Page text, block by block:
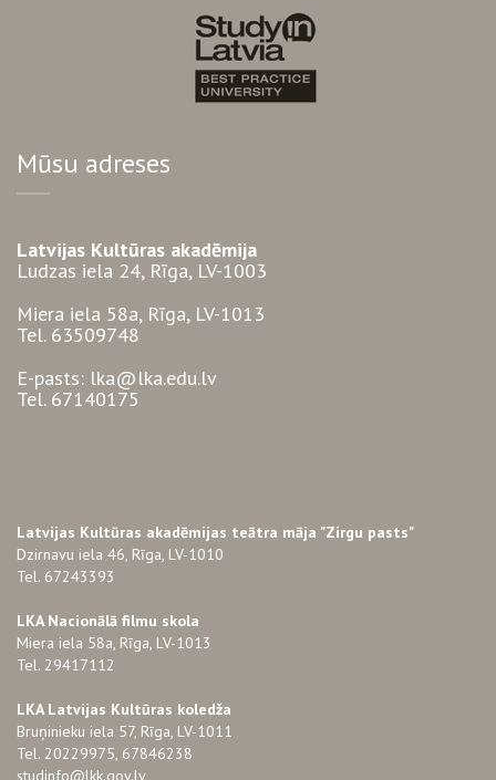
Mūsu adreses
Latvijas Kultūras akadēmija
Ludzas iela 24, Rīga, LV-1003
Miera iela 58a, Rīga, LV-1013
Tel. 63509748
E-pasts: lka@lka.edu.lv
Tel. 67140175
Latvijas Kultūras akadēmijas teātra māja "Zirgu pasts"
Dzirnavu iela 46, Rīga, LV-1010
Tel. 67243393
LKA Nacionālā filmu skola
Miera iela 58a, Rīga, LV-1013
Tel. 29417112
LKA Latvijas Kultūras koledža
Bruņinieku iela 57, Rīga, LV-1011
Tel. 20229975, 67846238
studinfo@lkk.gov.lv